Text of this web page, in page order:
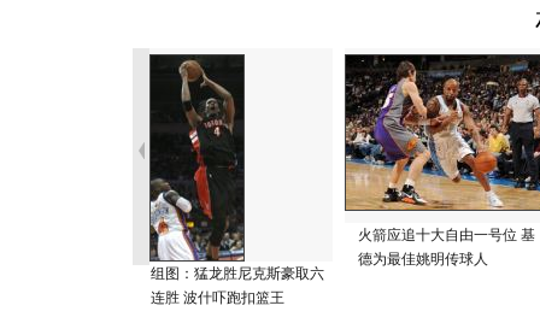
组图：猛龙胜尼克斯豪取六
连胜 波什吓跑扣篮王
火箭应追十大自由一号位 基
德为最佳姚明传球人